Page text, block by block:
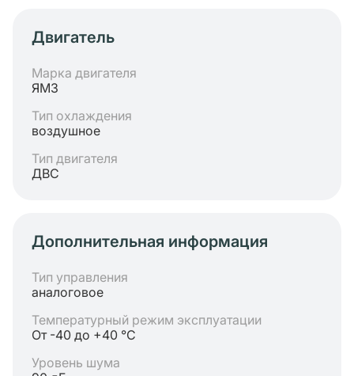
Двигатель
Марка двигателя
ЯМЗ
Тип охлаждения
воздушное
Тип двигателя
ДВС
Дополнительная информация
Тип управления
аналоговое
Температурный режим эксплуатации
От -40 до +40 °C
Уровень шума